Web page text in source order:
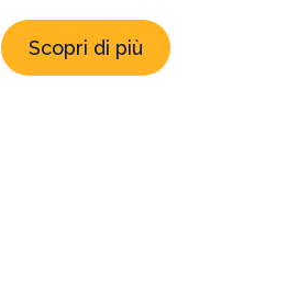
passato. Devono farlo molto
perché negli ultimi anni sono
nel frattempo tutto il resto è
Scopri di più